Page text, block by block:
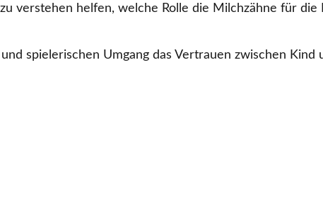
verstehen helfen, welche Rolle die Milchzähne für die
spielerischen Umgang das Vertrauen zwischen Kind